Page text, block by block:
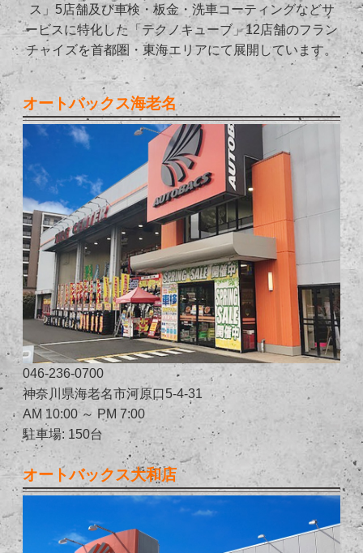
ス」5店舗及び車検・板金・洗車コーティングなどサ
ービスに特化した「テクノキューブ」12店舗のフラン
チャイズを首都圏・東海エリアにて展開しています。
オートバックス海老名
046-236-0700
神奈川県海老名市河原口5-4-31
AM 10:00 ～ PM 7:00
駐車場: 150台
オートバックス大和店